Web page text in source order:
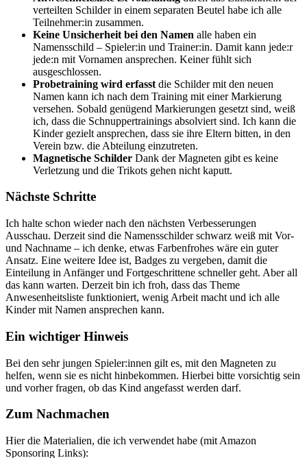
verteilten Schilder in einem separaten Beutel habe ich alle
Teilnehmer:in zusammen.
Keine Unsicherheit bei den Namen alle haben ein
Namensschild – Spieler:in und Trainer:in. Damit kann jede:r
jede:n mit Vornamen ansprechen. Keiner fühlt sich
ausgeschlossen.
Probetraining wird erfasst die Schilder mit den neuen
Namen kann ich nach dem Training mit einer Markierung
versehen. Sobald genügend Markierungen gesetzt sind, weiß
ich, dass die Schnuppertrainings absolviert sind. Ich kann die
Kinder gezielt ansprechen, dass sie ihre Eltern bitten, in den
Verein bzw. die Abteilung einzutreten.
Magnetische Schilder Dank der Magneten gibt es keine
Verletzung und die Trikots gehen nicht kaputt.
Nächste Schritte
Ich halte schon wieder nach den nächsten Verbesserungen
Ausschau. Derzeit sind die Namensschilder schwarz weiß mit Vor-
und Nachname – ich denke, etwas Farbenfrohes wäre ein guter
Ansatz. Eine weitere Idee ist, Badges zu vergeben, damit die
Einteilung in Anfänger und Fortgeschrittene schneller geht. Aber all
das kann warten. Derzeit bin ich froh, dass das Theme
Anwesenheitsliste funktioniert, wenig Arbeit macht und ich alle
Kinder mit Namen ansprechen kann.
Ein wichtiger Hinweis
Bei den sehr jungen Spieler:innen gilt es, mit den Magneten zu
helfen, wenn sie es nicht hinbekommen. Hierbei bitte vorsichtig sein
und vorher fragen, ob das Kind angefasst werden darf.
Zum Nachmachen
Hier die Materialien, die ich verwendet habe (mit Amazon
Sponsoring Links):